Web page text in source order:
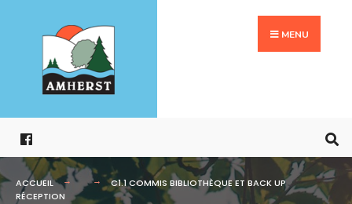
contenu
MENU
ACCUEIL
C1.1 COMMIS BIBLIOTHÈQUE ET BACK UP
RÉCEPTION
for: